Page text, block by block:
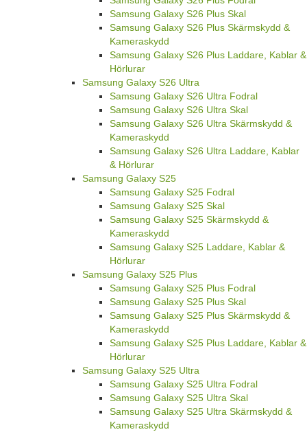
Samsung Galaxy S26 Plus Skal
Samsung Galaxy S26 Plus Skärmskydd &
Kameraskydd
Samsung Galaxy S26 Plus Laddare, Kablar &
Hörlurar
Samsung Galaxy S26 Ultra
Samsung Galaxy S26 Ultra Fodral
Samsung Galaxy S26 Ultra Skal
Samsung Galaxy S26 Ultra Skärmskydd &
Kameraskydd
Samsung Galaxy S26 Ultra Laddare, Kablar
& Hörlurar
Samsung Galaxy S25
Samsung Galaxy S25 Fodral
Samsung Galaxy S25 Skal
Samsung Galaxy S25 Skärmskydd &
Kameraskydd
Samsung Galaxy S25 Laddare, Kablar &
Hörlurar
Samsung Galaxy S25 Plus
Samsung Galaxy S25 Plus Fodral
Samsung Galaxy S25 Plus Skal
Samsung Galaxy S25 Plus Skärmskydd &
Kameraskydd
Samsung Galaxy S25 Plus Laddare, Kablar &
Hörlurar
Samsung Galaxy S25 Ultra
Samsung Galaxy S25 Ultra Fodral
Samsung Galaxy S25 Ultra Skal
Samsung Galaxy S25 Ultra Skärmskydd &
Kameraskydd